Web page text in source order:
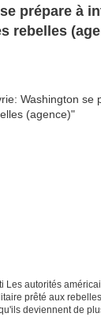
prépare à
rebelles
Les autorités
prêté aux
deviennent de